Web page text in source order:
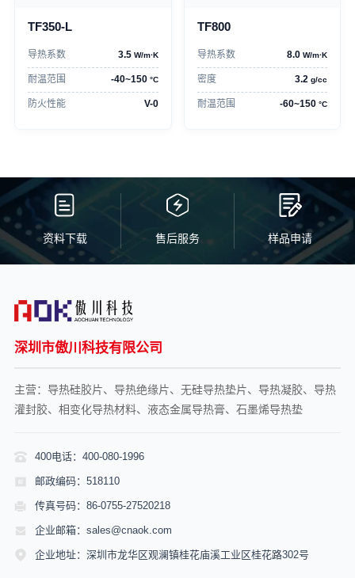
TF350-L
导热系数 3.5 W/m·K
耐温范围 -40~150 °C
防火性能 V-0
TF800
导热系数 8.0W/m·K
密度 3.2g/cc
耐温范围 -60~150°C
资料下载 售后服务 样品申请
深圳市傲川科技有限公司
主营：导热硅胶片、导热绝缘片、无硅导热垫片、导热凝胶、导热
灌封胶、相变化导热材料、液态金属导热膏、石墨烯导热垫
400电话：400-080-1996
邮政编码：518110
传真号码：86-0755-27520218
企业邮箱：sales@cnaok.com
企业地址：深圳市龙华区观澜镇桂花庙溪工业区桂花路302号